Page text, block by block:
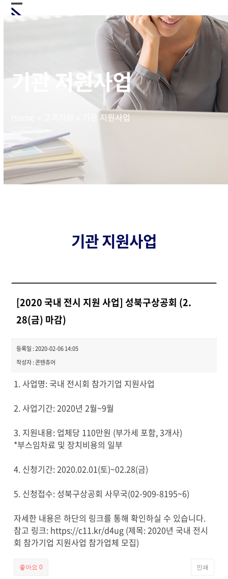
Skip
to Open
Close
기관 지원사업
기관 지원사업
기관 지원사업
[2020 국내 전시 지원 사업] 성북구상공회 (2.
28(금) 마감)
등록일 : 2020-02-06 14:05
작성자 : 콘텐츄어
1. 사업명: 국내 전시회 참가기업 지원사업
2. 사업기간: 2020년 2월~9월
3. 지원내용: 업체당 110만원 (부가세 포함, 3개사)
*부스임차료 및 장치비용의 일부
4. 신청기간: 2020.02.01(토)~02.28(금)
5. 신청접수: 성북구상공회 사무국(02-909-8195~6)
자세한 내용은 하단의 링크를 통해 확인하실 수 있습니다.
참고 링크: https://c11.kr/d4ug (제목: 2020년 국내 전시
회 참가기업 지원사업 참가업체 모집)
좋아요0 인쇄